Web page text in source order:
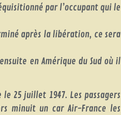
par l’occupant qui le
après la libération, ce sera
en Amérique du Sud où il
25 juillet 1947. Les passagers
minuit un car Air-France les